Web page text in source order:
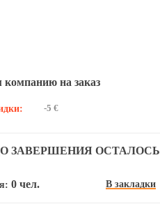
компанию на заказ
-5 €
ЗАВЕРШЕНИЯ ОСТАЛОСЬ
0 чел. В закладки